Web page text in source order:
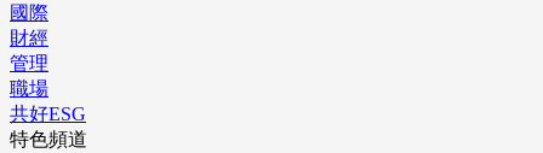
國際
財經
管理
職場
共好ESG
特色頻道